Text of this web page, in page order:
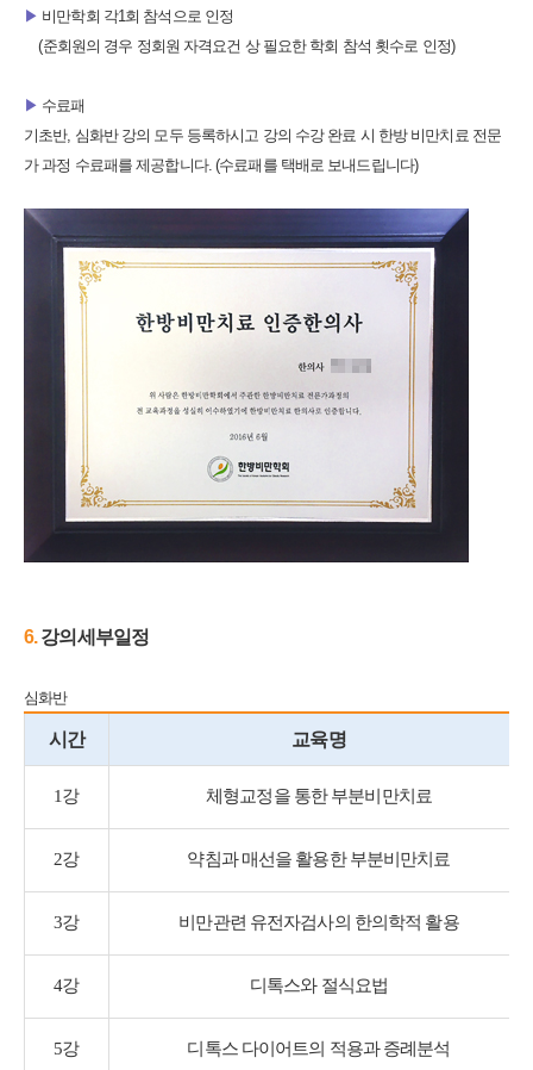
▶ 비만학회 각1회 참석으로 인정
(준회원의 경우 정회원 자격요건 상 필요한 학회 참석 횟수로 인정)
▶ 수료패
기초반, 심화반 강의 모두 등록하시고 강의 수강 완료 시 한방 비만치료 전문
가 과정 수료패를 제공합니다. (수료패를 택배로 보내드립니다)
6.​강의세부일정
심화반
시간 교육명
1강 체형교정을 통한 부분비만치료
2강 약침과 매선을 활용한 부분비만치료
3강 비만관련 유전자검사의 한의학적 활용
4강 디톡스와 절식요법
5강 디톡스 다이어트의 적용과 증례분석